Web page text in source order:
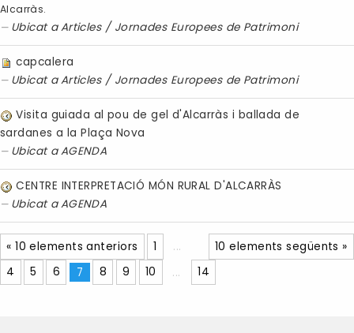
Alcarràs.
Ubicat aArticles / Jornades Europees de Patrimoni
capcalera
Ubicat aArticles / Jornades Europees de Patrimoni
Visita guiada al pou de gel d'Alcarràs i ballada de
sardanes a la Plaça Nova
Ubicat aAGENDA
CENTRE INTERPRETACIÓ MÓN RURAL D'ALCARRÀS
Ubicat aAGENDA
« 10 elements anteriors 10 elements següents »
1
...
4
5 6 7 8 9 10 ... 14